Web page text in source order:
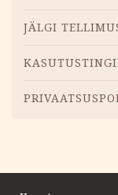
JÄLGI